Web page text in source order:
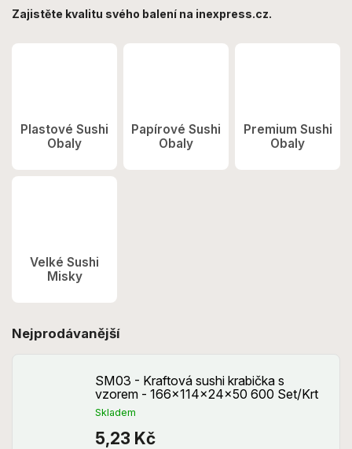
Zajistěte kvalitu svého balení na inexpress.cz.
Plastové Sushi
Obaly
Papírové Sushi
Obaly
Premium Sushi
Obaly
Velké Sushi
Misky
Nejprodávanější
SM03 - Kraftová sushi krabička s
vzorem - 166x114x24x50 600 Set/Krt
Skladem
5,23 Kč